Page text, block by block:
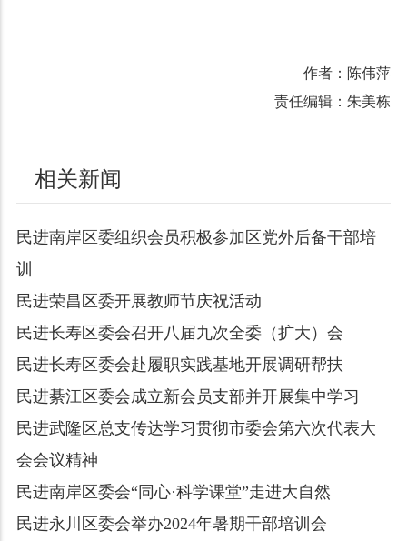
作者：陈伟萍
责任编辑：朱美栋
相关新闻
民进南岸区委组织会员积极参加区党外后备干部培
训
民进荣昌区委开展教师节庆祝活动
民进长寿区委会召开八届九次全委（扩大）会
民进长寿区委会赴履职实践基地开展调研帮扶
民进綦江区委会成立新会员支部并开展集中学习
民进武隆区总支传达学习贯彻市委会第六次代表大
会会议精神
民进南岸区委会“同心·科学课堂”走进大自然
民进永川区委会举办2024年暑期干部培训会